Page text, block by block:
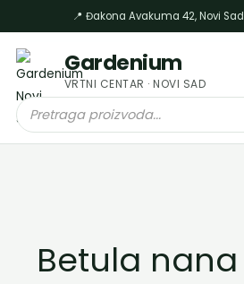
на
садржај
📍 Đakona Avakuma 42, Novi Sad
Gardenium
VRTNI CENTAR · NOVI SAD
Products
search
Betula nana